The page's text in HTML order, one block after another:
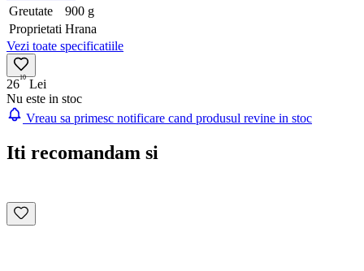
Greutate
900 g
Proprietati Hrana
Vezi toate specificatiile
2610 Lei
Nu este in stoc
Vreau sa primesc notificare cand produsul revine in stoc
Iti recomandam si